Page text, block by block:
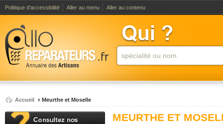
Politique d'accessibilité Aller au menu Aller au contenu
Accueil Meurthe et Moselle
MEURTHE ET